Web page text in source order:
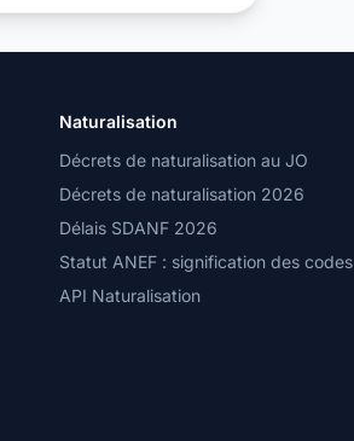
Naturalisation
Décrets de naturalisation au JO
Décrets de naturalisation 2026
Délais SDANF 2026
Statut ANEF : signification des codes
API Naturalisation